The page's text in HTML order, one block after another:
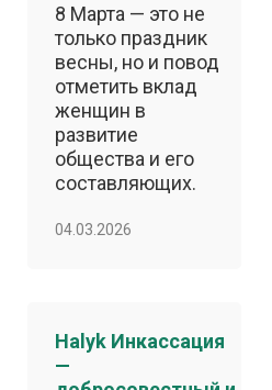
8 Марта — это не
только праздник
весны, но и повод
отметить вклад
женщин в
развитие
общества и его
составляющих.
04.03.2026
Halyk Инкассация
—